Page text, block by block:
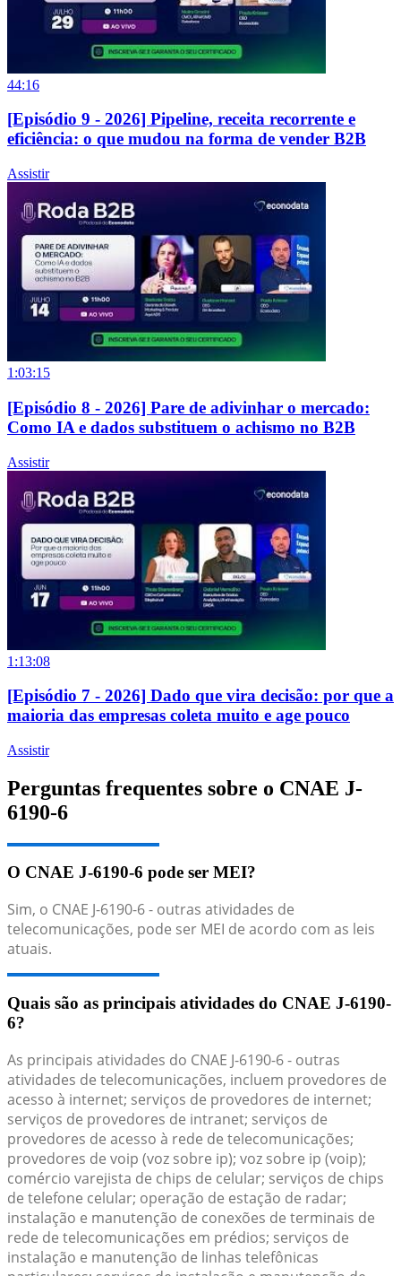
44:16
[Episódio 9 - 2026] Pipeline, receita recorrente e
eficiência: o que mudou na forma de vender B2B
Assistir
1:03:15
[Episódio 8 - 2026] Pare de adivinhar o mercado:
Como IA e dados substituem o achismo no B2B
Assistir
1:13:08
[Episódio 7 - 2026] Dado que vira decisão: por que a
maioria das empresas coleta muito e age pouco
Assistir
Perguntas frequentes sobre o CNAE J-
6190-6
O CNAE J-6190-6 pode ser MEI?
Sim, o CNAE J-6190-6 - outras atividades de
telecomunicações, pode ser MEI de acordo com as leis
atuais.
Quais são as principais atividades do CNAE J-6190-
6?
As principais atividades do CNAE J-6190-6 - outras
atividades de telecomunicações, incluem provedores de
acesso à internet; serviços de provedores de internet;
serviços de provedores de intranet; serviços de
provedores de acesso à rede de telecomunicações;
provedores de voip (voz sobre ip); voz sobre ip (voip);
comércio varejista de chips de celular; serviços de chips
de telefone celular; operação de estação de radar;
instalação e manutenção de conexões de terminais de
rede de telecomunicações em prédios; serviços de
instalação e manutenção de linhas telefônicas